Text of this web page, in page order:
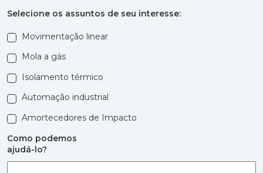
Selecione os assuntos de seu interesse:
Movimentação linear
Mola a gás
Isolamento térmico
Automação industrial
Amortecedores de Impacto
Como podemos
ajudá-lo?